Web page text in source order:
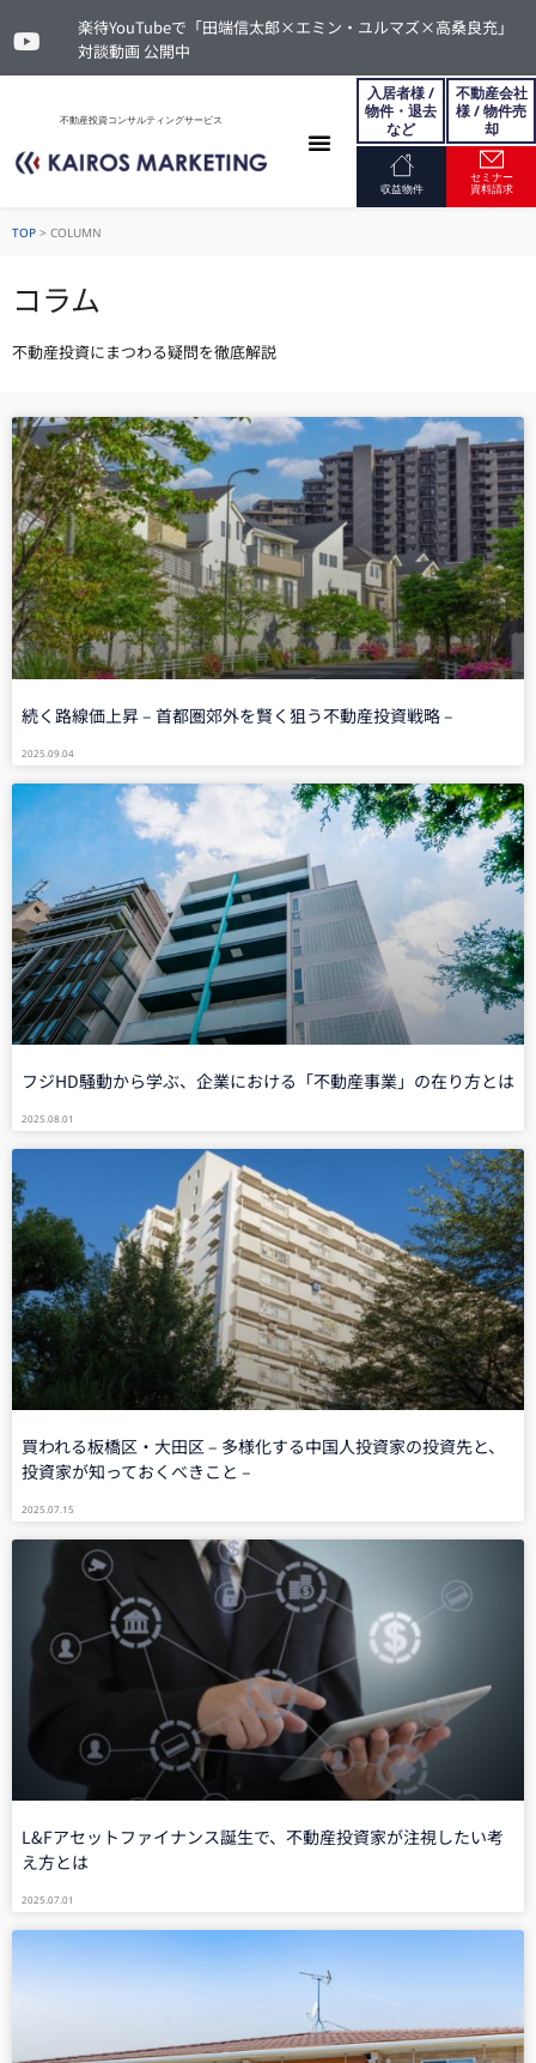
楽待YouTubeで「田端信太郎×エミン・ユルマズ×高桑良充」
対談動画 公開中
不動産投資コンサルティングサービス
入居者様 /
物件・退去
など
不動産会社
様 / 物件売
却
収益物件
セミナー
資料請求
TOP > COLUMN
コラム
不動産投資にまつわる疑問を徹底解説
続く路線価上昇 – 首都圏郊外を賢く狙う不動産投資戦略 –
2025.09.04
フジHD騒動から学ぶ、企業における「不動産事業」の在り方とは
2025.08.01
買われる板橋区・大田区 – 多様化する中国人投資家の投資先と、
投資家が知っておくべきこと –
2025.07.15
L&Fアセットファイナンス誕生で、不動産投資家が注視したい考
え方とは
2025.07.01